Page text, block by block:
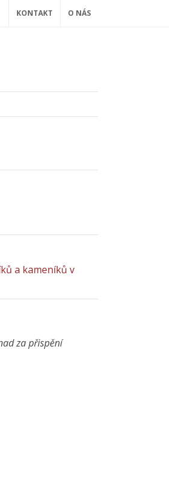
KONTAKT O NÁS
a kameníků v
za přispění